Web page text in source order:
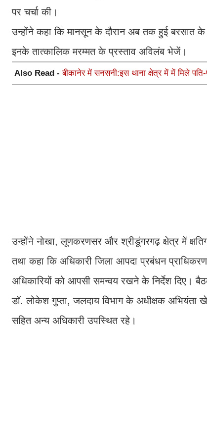
पर चर्चा की।
उन्होंने कहा कि मानसून के दौरान अब तक हुई बरसात
इनके तात्कालिक मरम्मत के प्रस्ताव अविलंब भेजें।
Also Read -बीकानेर में सनसनी:इस थाना क्षेत्र में में मिले
उन्होंने नोखा, लूणकरणसर और श्रीडूंगरगढ़ क्षेत्र में
तथा कहा कि अधिकारी जिला आपदा प्रबंधन
अधिकारियों को आपसी समन्वय रखने के निर्देश दिए।
डॉ. लोकेश गुप्ता, जलदाय विभाग के अधीक्षक अभियंता
सहित अन्य अधिकारी उपस्थित रहे।